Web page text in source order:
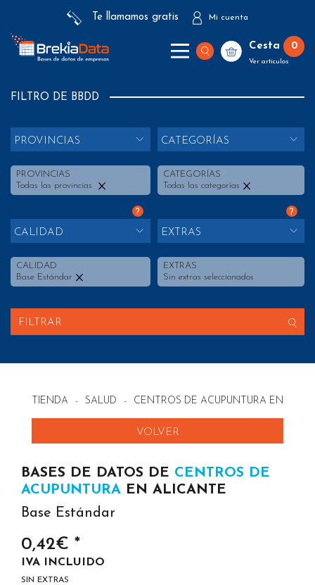
Te llamamos gratis Mi cuenta
Cesta 0
Ver artículos
FILTRO DE BBDD
PROVINCIAS
PROVINCIAS
Todas las provincias
CATEGORÍAS
CATEGORÍAS
Todas las categorías
?
CALIDAD
CALIDAD
Base Estándar
?
EXTRAS
EXTRAS
Sin extras seleccionados
FILTRAR
TIENDA - SALUD - CENTROS DE ACUPUNTURA EN
VOLVER
BASES DE DATOS DE CENTROS DE
ACUPUNTURA EN ALICANTE
Base Estándar
0,42€ *
IVA INCLUIDO
SIN EXTRAS